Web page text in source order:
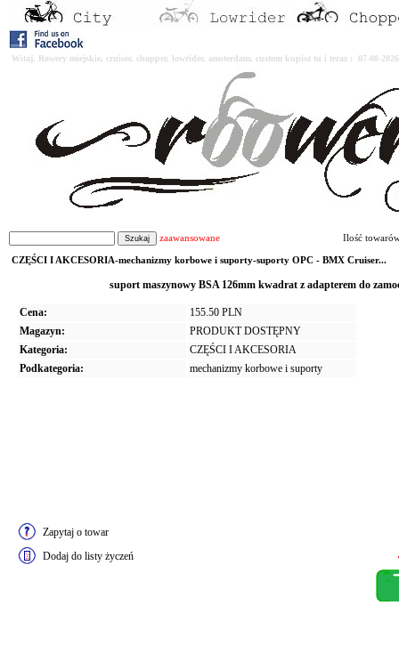
Witaj. Rowery miejskie, cruiser, chopper, lowrider, amsterdam, custom kupisz tu i teraz : 07-08-
zaawansowane Ilość
CZĘŚCI I AKCESORIA-mechanizmy korbowe i suporty-suporty OPC - BMX Cruiser...
suport maszynowy BSA 126mm kwadrat z adapterem do
Cena:
155.50 PLN
Magazyn:
PRODUKT DOSTĘPNY
Kategoria:
CZĘŚCI I AKCESORIA
Podkategoria:
mechanizmy korbowe i suporty
Zapytaj o towar
Dodaj do listy życzeń